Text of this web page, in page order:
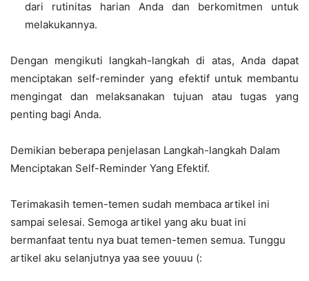
dari rutinitas harian Anda dan berkomitmen untuk
melakukannya.
Dengan mengikuti langkah-langkah di atas, Anda dapat
menciptakan self-reminder yang efektif untuk membantu
mengingat dan melaksanakan tujuan atau tugas yang
penting bagi Anda.
Demikian beberapa penjelasan Langkah-langkah Dalam
Menciptakan Self-Reminder Yang Efektif.
Terimakasih temen-temen sudah membaca artikel ini
sampai selesai. Semoga artikel yang aku buat ini
bermanfaat tentu nya buat temen-temen semua. Tunggu
artikel aku selanjutnya yaa see youuu (: